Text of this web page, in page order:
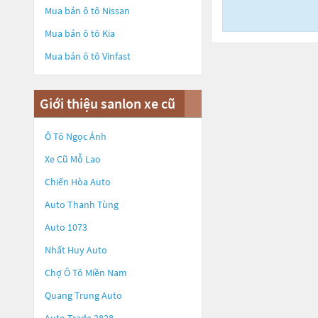
Mua bán ô tô Nissan
Mua bán ô tô Kia
Mua bán ô tô Vinfast
Giới thiệu sanlon xe cũ
Ô Tô Ngọc Ánh
Xe Cũ Mỗ Lao
Chiến Hòa Auto
Auto Thanh Tùng
Auto 1073
Nhất Huy Auto
Chợ Ô Tô Miền Nam
Quang Trung Auto